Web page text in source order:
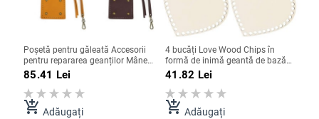
Poșetă pentru găleată Accesorii
pentru repararea geanților Mâner
de bază și set de șnur de tragere
85.41 Lei
add_shopping_cart Adăugați
4 bucăți Love Wood Chips în
formă de inimă geantă de bază
pentru modelare coș în formă de
solid pentru tricotat DIY
41.82 Lei
add_shopping_cart Adăugați